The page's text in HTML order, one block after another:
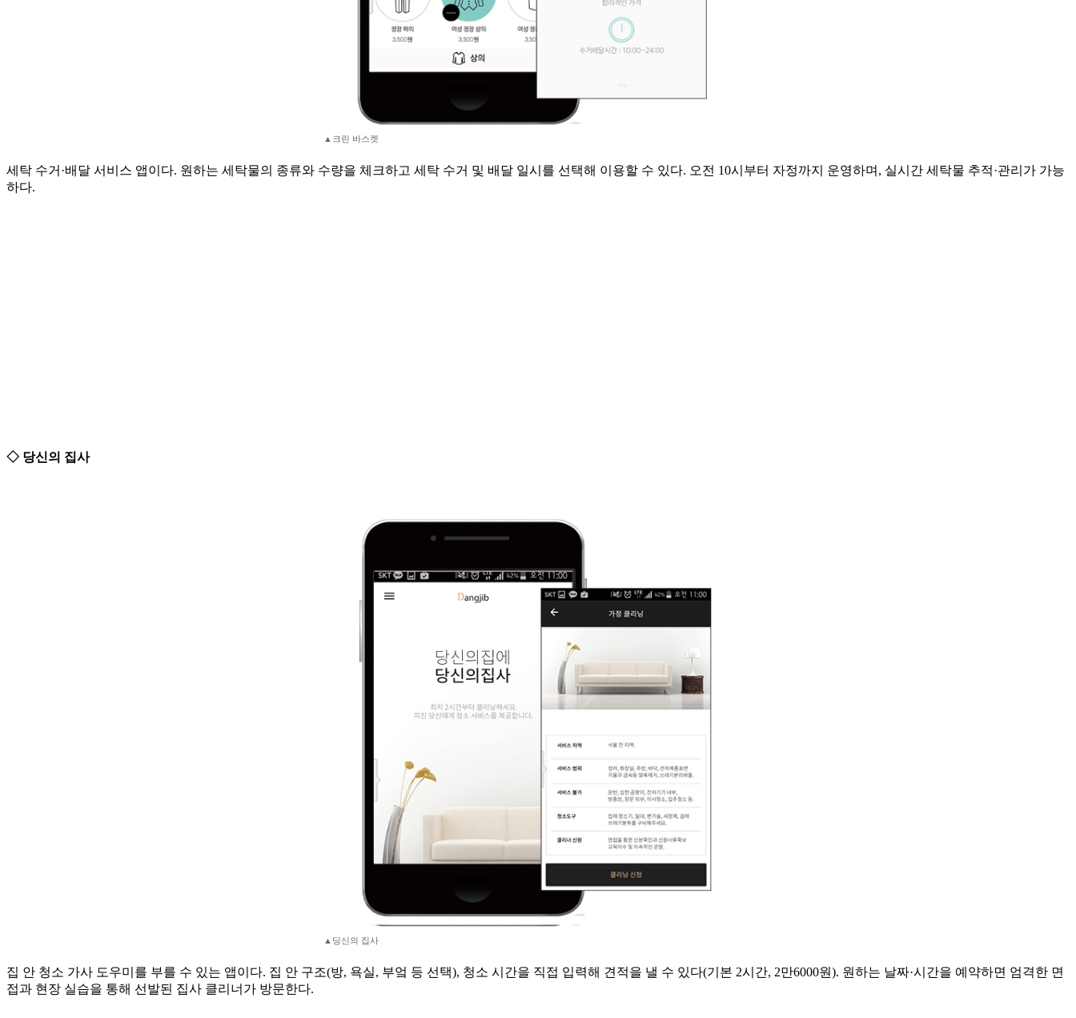
▲크린 바스켓
세탁 수거·배달 서비스 앱이다. 원하는 세탁물의 종류와 수량을 체크하고 세탁 수거 및 배달 일시를 선택해 이용할 수 있다. 오전 10시부터 자정까지 운영하며, 실시간 세탁물 추적·관리가 가능
하다.
◇ 당신의 집사
▲딩신의 집사
집 안 청소 가사 도우미를 부를 수 있는 앱이다. 집 안 구조(방, 욕실, 부엌 등 선택), 청소 시간을 직접 입력해 견적을 낼 수 있다(기본 2시간, 2만6000원). 원하는 날짜·시간을 예약하면 엄격한 면
접과 현장 실습을 통해 선발된 집사 클리너가 방문한다.